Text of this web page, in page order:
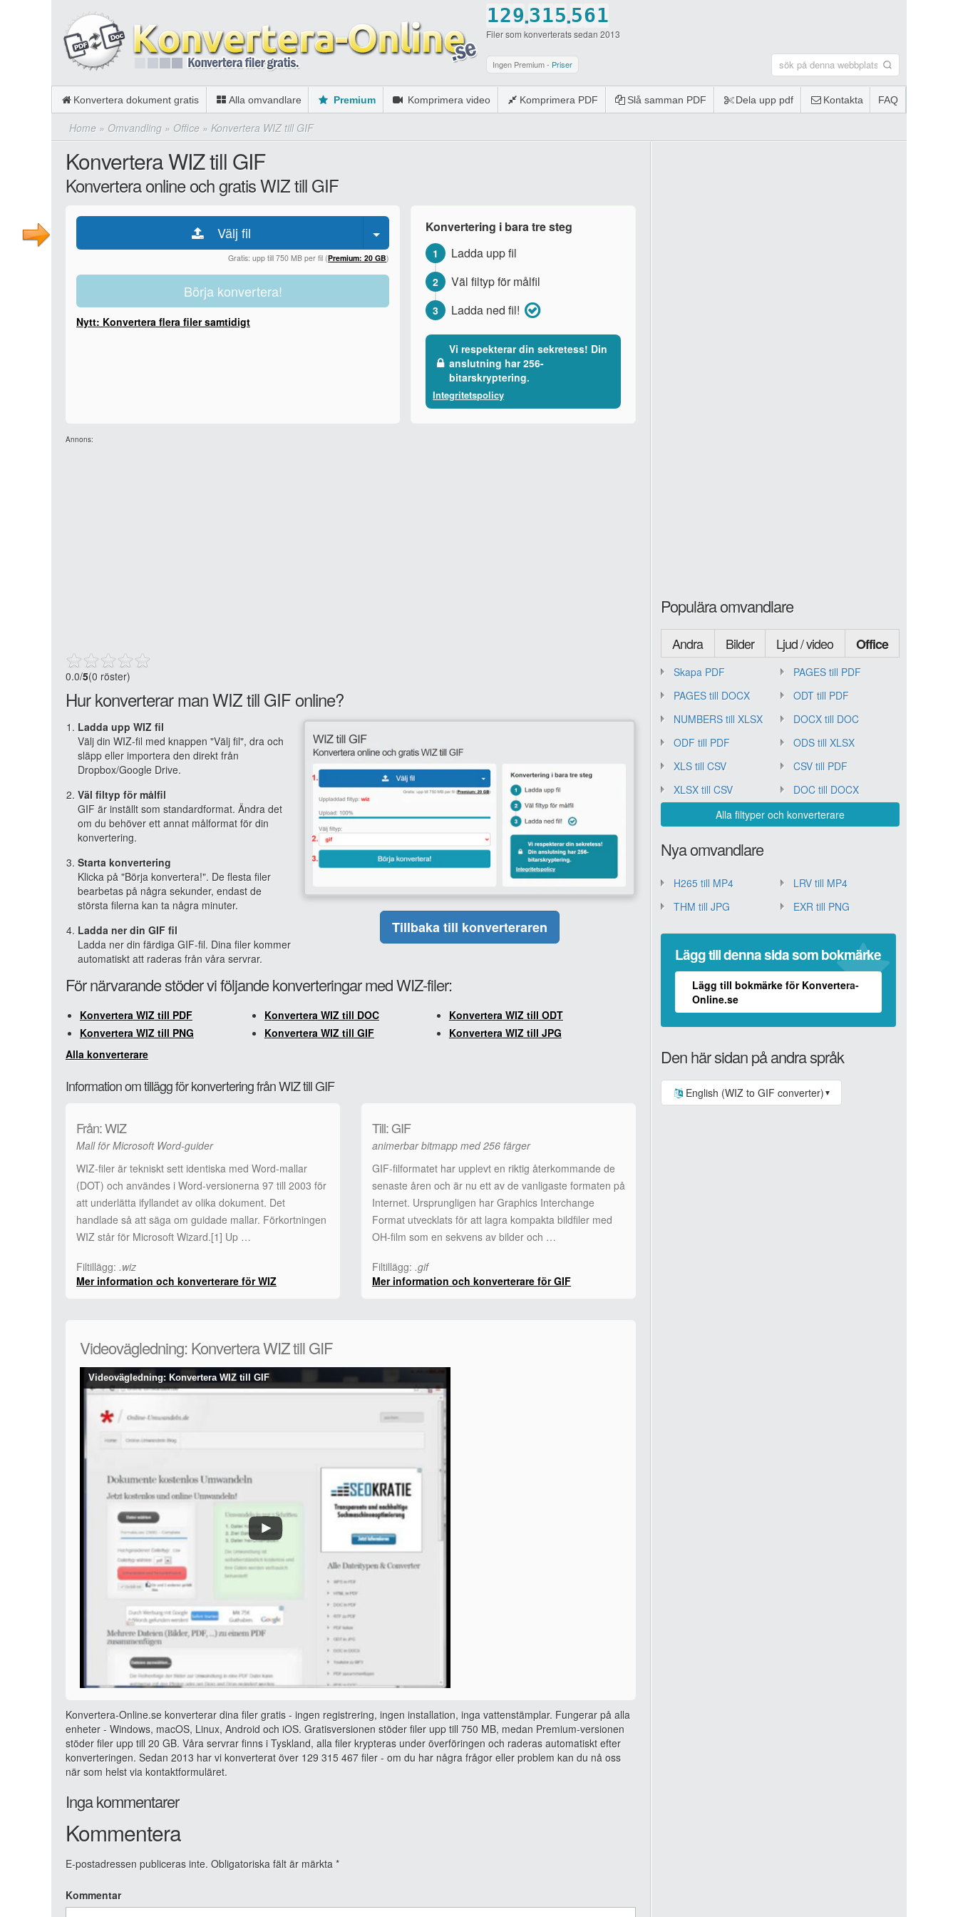
1
2
3
4
5
6
0
2
3
4
5
6
7
9
0
.3
4
5
6
7
8
1
2
3
4
5
6
0
5
6
7
8
9
0
.5
6
7
8
9
0
6
7
9
0
1
2
4
5
6
Filer som konverterats sedan 2013
Ingen Premium - Priser
Konvertera dokument gratis Alla omvandlare Premium Komprimera video Komprimera PDF Slå samman PDF Dela upp pdf Kontakta FAQ
Home » Omvandling » Office » Konvertera WIZ till GIF
Konvertera WIZ till GIF
Konvertera online och gratis WIZ till GIF
Välj fil
Gratis: upp till 750 MB per fil (Premium: 20 GB)
Börja konvertera!
Nytt: Konvertera flera filer samtidigt
Konvertering i bara tre steg
1 Ladda upp fil
2 Väl filtyp för målfil
3 Ladda ned fil!
Vi respekterar din sekretess! Din
anslutning har 256-
bitarskryptering.
Integritetspolicy
Annons:
0.0/5(0 röster)
Hur konverterar man WIZ till GIF online?
Ladda upp WIZ fil
Välj din WIZ-fil med knappen "Välj fil", dra och
släpp eller importera den direkt från
Dropbox/Google Drive.
Väl filtyp för målfil
GIF är inställt som standardformat. Ändra det
om du behöver ett annat målformat för din
konvertering.
Starta konvertering
Klicka på "Börja konvertera!". De flesta filer
bearbetas på några sekunder, endast de
största filerna kan ta några minuter.
Ladda ner din GIF fil
Ladda ner din färdiga GIF-fil. Dina filer kommer
automatiskt att raderas från våra servrar.
Tillbaka till konverteraren
För närvarande stöder vi följande konverteringar med WIZ-filer:
Konvertera WIZ till PDF Konvertera WIZ till DOC
Konvertera WIZ till ODT
Konvertera WIZ till PNG
Konvertera WIZ till GIF
Konvertera WIZ till JPG
Alla konverterare
Information om tillägg för konvertering från WIZ till GIF
Från: WIZ
Mall för Microsoft Word-guider
WIZ-filer är tekniskt sett identiska med Word-mallar
(DOT) och användes i Word-versionerna 97 till 2003 för
att underlätta ifyllandet av olika dokument. Det
handlade så att säga om guidade mallar. Förkortningen
WIZ står för Microsoft Wizard.[1] Up …
Filtillägg: .wiz
Mer information och konverterare för WIZ
Till: GIF
animerbar bitmapp med 256 färger
GIF-filformatet har upplevt en riktig återkommande de
senaste åren och är nu ett av de vanligaste formaten på
Internet. Ursprungligen har Graphics Interchange
Format utvecklats för att lagra kompakta bildfiler med
OH-film som en sekvens av bilder och …
Filtillägg: .gif
Mer information och konverterare för GIF
Videovägledning: Konvertera WIZ till GIF
Videovägledning: Konvertera WIZ till GIF
Konvertera-Online.se konverterar dina filer gratis - ingen registrering, ingen installation, inga vattenstämplar. Fungerar på alla
enheter - Windows, macOS, Linux, Android och iOS. Gratisversionen stöder filer upp till 750 MB, medan Premium-versionen
stöder filer upp till 20 GB. Våra servrar finns i Tyskland, alla filer krypteras under överföringen och raderas automatiskt efter
konverteringen. Sedan 2013 har vi konverterat över 129 315 467 filer - om du har några frågor eller problem kan du nå oss
när som helst via kontaktformuläret.
Inga kommentarer
Kommentera
E-postadressen publiceras inte. Obligatoriska fält är märkta *
Kommentar
Populära omvandlare
Andra Bilder Ljud / video Office
Skapa PDF
PAGES till PDF
PAGES till DOCX
ODT till PDF
NUMBERS till XLSX
DOCX till DOC
ODF till PDF
ODS till XLSX
XLS till CSV
CSV till PDF
XLSX till CSV
DOC till DOCX
Alla filtyper och konverterare
Nya omvandlare
H265 till MP4
LRV till MP4
THM till JPG
EXR till PNG
Lägg till denna sida som bokmärke
Lägg till bokmärke för Konvertera-
Online.se
Den här sidan på andra språk
English (WIZ to GIF converter) ▼